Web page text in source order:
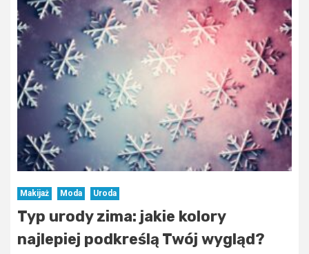
Makijaż Moda Uroda
Typ urody zima: jakie kolory
najlepiej podkreślą Twój wygląd?